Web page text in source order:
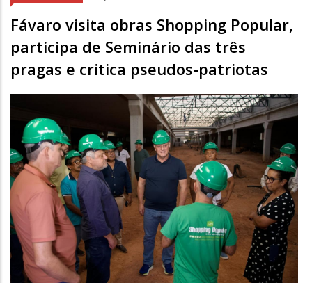
Fávaro visita obras Shopping Popular,
participa de Seminário das três
pragas e critica pseudos-patriotas